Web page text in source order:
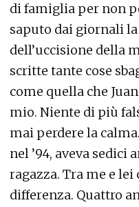
di famiglia per non
saputo dai giornali
dell’uccisione della
scritte tante cose
come quella che
mio. Niente di più
mai perdere la
nel ’94, aveva sedici
ragazza. Tra me e lei
differenza. Quattro